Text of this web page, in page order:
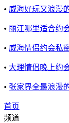
• 威海好玩又浪漫
• 丽江哪里适合约
• 威海情侣约会私
• 大理情侣晚上约
• 张家界全最浪漫
首页
频道